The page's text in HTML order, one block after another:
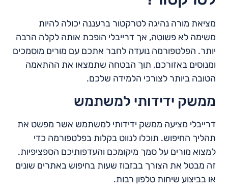
מציאת מורה נהיגה לטרקטור ברעננה יכולה להיות
משימה לא פשוטה, אך דרייבלי הופכת אותה לקלה הרבה
יותר. הפלטפורמה נועדה לחבר אתכם עם מורים מוסמכים
ומנוסים באזורכם, תוך הבטחה שתמצאו את ההתאמה
הטובה ביותר לצורכי הלמידה שלכם.
ממשק ידידותי למשתמש
דרייבלי מציעה ממשק ידידותי למשתמש אשר מפשט את
תהליך החיפוש. תוכלו לנווט בקלות בפלטפורמה כדי
למצוא מורים על סמך מיקומכם והעדפותיכם הספציפיות.
זה מבטל את הצורך בבזבוז שעות בחיפוש באתרים שונים
או בביצוע שיחות טלפון רבות.